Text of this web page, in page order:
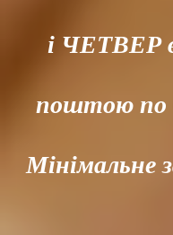
і ЧЕТВЕР
поштою по
Мінімальне